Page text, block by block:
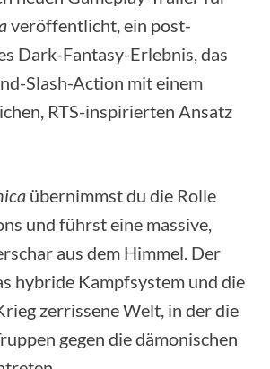
veröffentlicht, ein post-
Dark-Fantasy-Erlebnis, das
Slash-Action mit einem
RTS-inspirierten Ansatz
übernimmst du die Rolle
und führst eine massive,
aus dem Himmel. Der
hybride Kampfsystem und die
zerrissene Welt, in der die
gegen die dämonischen